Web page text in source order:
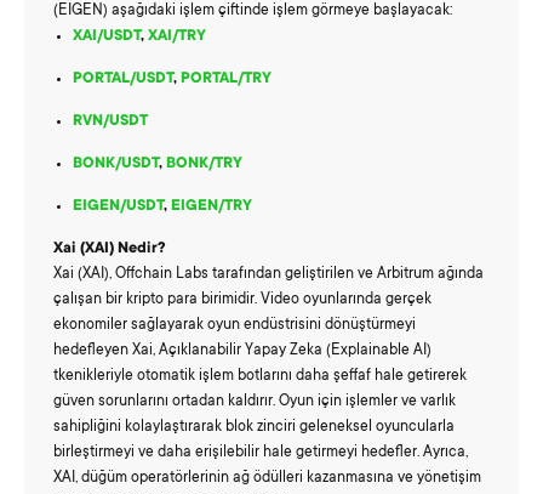
(EIGEN) aşağıdaki işlem çiftinde işlem görmeye başlayacak:
XAI/USDT, XAI/TRY
PORTAL/USDT, PORTAL/TRY
RVN/USDT
BONK/USDT, BONK/TRY
EIGEN/USDT, EIGEN/TRY
Xai (XAI) Nedir?
Xai (XAI), Offchain Labs tarafından geliştirilen ve Arbitrum ağında
çalışan bir kripto para birimidir. Video oyunlarında gerçek
ekonomiler sağlayarak oyun endüstrisini dönüştürmeyi
hedefleyen Xai, Açıklanabilir Yapay Zeka (Explainable AI)
tkenikleriyle otomatik işlem botlarını daha şeffaf hale getirerek
güven sorunlarını ortadan kaldırır. Oyun için işlemler ve varlık
sahipliğini kolaylaştırarak blok zinciri geleneksel oyuncularla
birleştirmeyi ve daha erişilebilir hale getirmeyi hedefler. Ayrıca,
XAI, düğüm operatörlerinin ağ ödülleri kazanmasına ve yönetişim